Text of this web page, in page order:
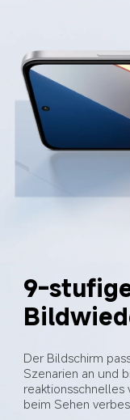
9-
Der Bildschirm
Szenarien an und
reaktionsschnelles
beim Sehen